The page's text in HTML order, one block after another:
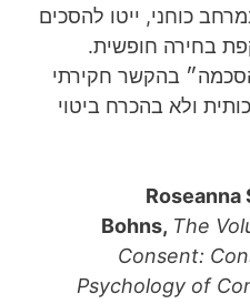
כוחני, ייטו להסכים
בחירה חופשית.
בהקשר חקירתי
ולא בהכרח ביטוי
Roseanna
Bohns, The
Consent:
Psychology of